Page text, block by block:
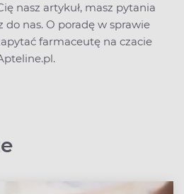
nasz artykuł, masz pytania
do nas. O poradę w sprawie
farmaceutę na czacie